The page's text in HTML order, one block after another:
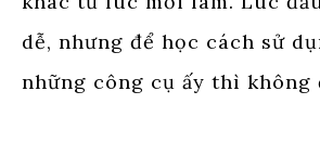
dễ, nhưng để học cách sử
những công cụ ấy thì không